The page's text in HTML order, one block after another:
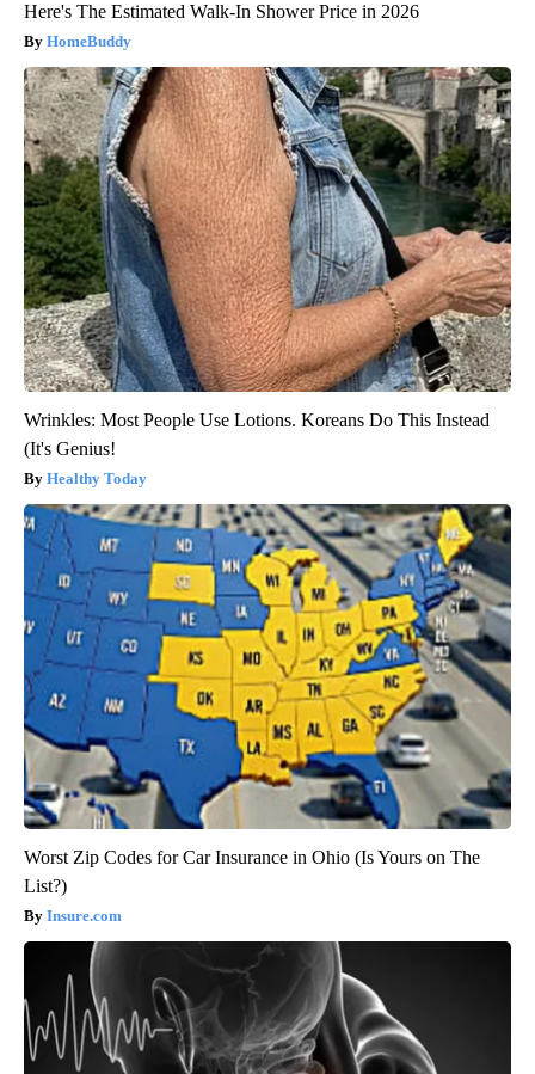
Here's The Estimated Walk-In Shower Price in 2026
HomeBuddy
Wrinkles: Most People Use Lotions. Koreans Do This Instead
(It's Genius!
Healthy Today
Worst Zip Codes for Car Insurance in Ohio (Is Yours on The
List?)
Insure.com